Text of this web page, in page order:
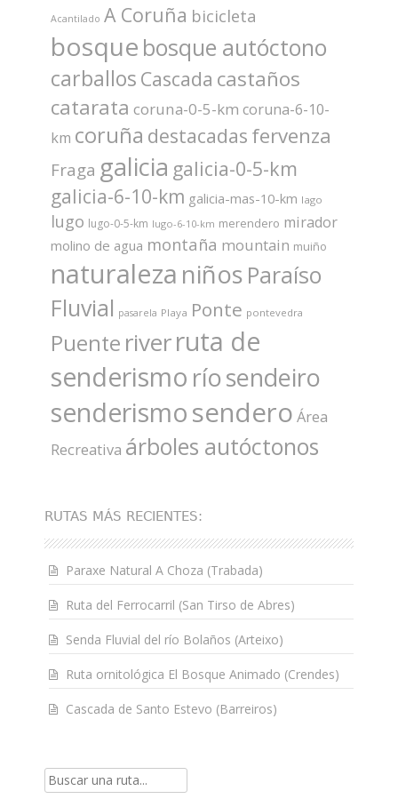
Acantilado A Coruña bicicleta
bosque bosque autóctono
carballos Cascada castaños
catarata coruna-0-5-km coruna-6-10-
km coruña destacadas fervenza
Fraga galicia galicia-0-5-km
galicia-6-10-km galicia-mas-10-km lago
lugo lugo-0-5-km lugo-6-10-km merendero mirador
molino de agua montaña mountain muiño
naturaleza niños Paraíso
Fluvial pasarela Playa Ponte pontevedra
Puente riverruta de
senderismo ríosendeiro
senderismosendero Área
Recreativa árboles autóctonos
RUTAS MÁS RECIENTES:
Paraxe Natural A Choza (Trabada)
Ruta del Ferrocarril (San Tirso de Abres)
Senda Fluvial del río Bolaños (Arteixo)
Ruta ornitológica El Bosque Animado (Crendes)
Cascada de Santo Estevo (Barreiros)